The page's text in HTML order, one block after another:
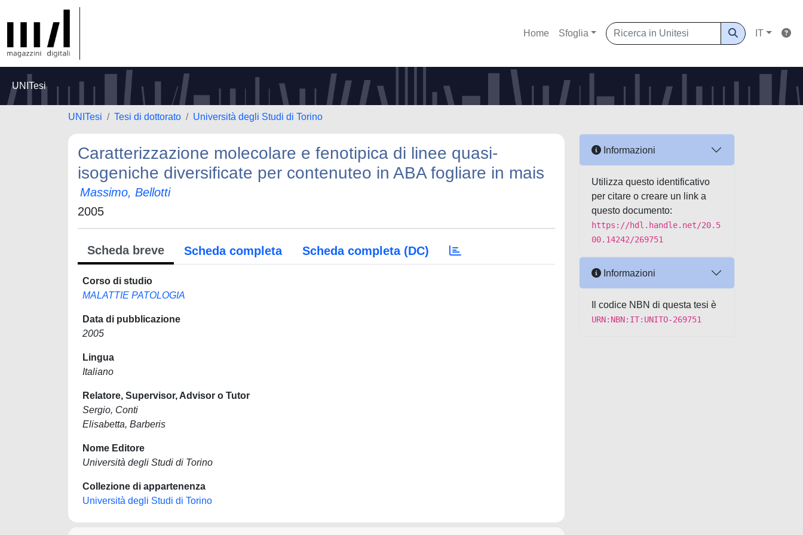
Home Sfoglia IT
UNITesi
UNITesi Tesi di dottorato Università degli Studi di Torino
Caratterizzazione molecolare e fenotipica di linee quasi-
isogeniche diversificate per contenuteo in ABA fogliare in mais
Massimo, Bellotti
2005
Scheda breve Scheda completa Scheda completa (DC)
Corso di studio
MALATTIE PATOLOGIA
Data di pubblicazione
2005
Lingua
Italiano
Relatore, Supervisor, Advisor o Tutor
Sergio, Conti
Elisabetta, Barberis
Nome Editore
Università degli Studi di Torino
Collezione di appartenenza
Università degli Studi di Torino
Informazioni
Utilizza questo identificativo
per citare o creare un link a
questo documento:
https://hdl.handle.net/20.5
00.14242/269751
Informazioni
Il codice NBN di questa tesi è
URN:NBN:IT:UNITO-269751